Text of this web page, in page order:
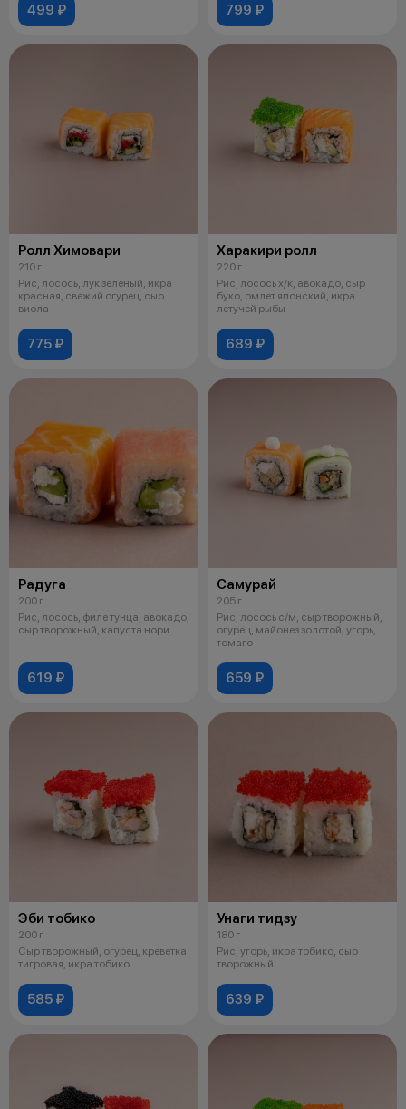
499 ₽ 799 ₽
Ролл Химовари
210 г
Рис, лосось, лук зеленый, икра
красная, свежий огурец, сыр
виола
775 ₽
Харакири ролл
220 г
Рис, лосось х/к, авокадо, сыр
буко, омлет японский, икра
летучей рыбы
689 ₽
Радуга
200 г
Рис, лосось, филе тунца, авокадо,
сыр творожный, капуста нори
619 ₽
Самурай
205 г
Рис, лосось с/м, сыр творожный,
огурец, майонез золотой, угорь,
томаго
659 ₽
Эби тобико
200 г
Сыр творожный, огурец, креветка
тигровая, икра тобико
585 ₽
Унаги тидзу
180 г
Рис, угорь, икра тобико, сыр
творожный
639 ₽